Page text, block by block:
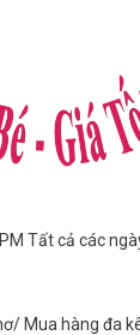
Tất cả các
Mua hàng đa